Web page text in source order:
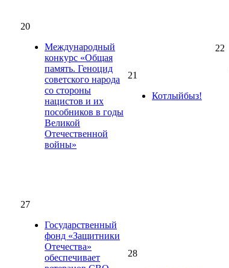
20
Международный
конкурс «Общая
память. Геноцид
советского народа
со стороны
нацистов и их
пособников в годы
Великой
Отечественной
войны»
21
Котлыйбыз!
22
27
Государственный
фонд «Защитники
Отечества»
обеспечивает
28